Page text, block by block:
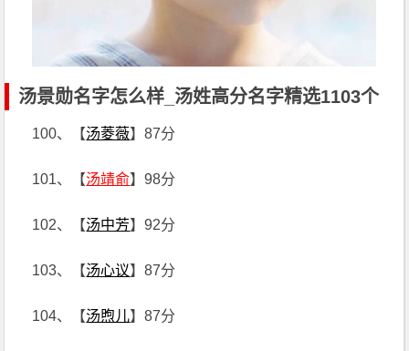
汤景勋名字怎么样_汤姓高分名字精选1103个
100、【汤菱薇】87分
101、【汤靖俞】98分
102、【汤中芳】92分
103、【汤心议】87分
104、【汤煦儿】87分